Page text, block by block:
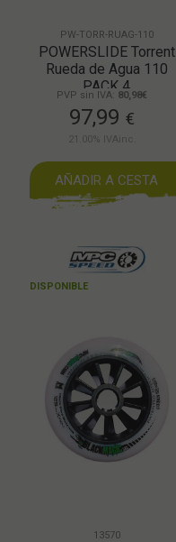
PW-TORR-RUAG-110
POWERSLIDE Torrent
Rueda de Agua 110
PACK 4
PVP sin IVA: 80,98€
97,99 €
21.00% IVAinc.
AÑADIR A CESTA
DISPONIBLE
13570